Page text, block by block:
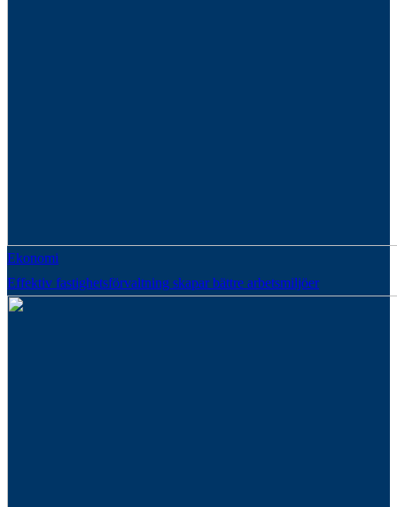
Ekonomi
Effektiv fastighetsförvaltning skapar bättre arbetsmiljöer